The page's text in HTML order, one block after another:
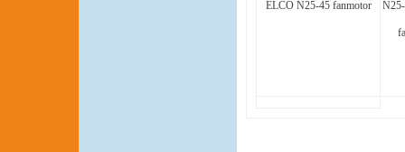
ELCO N25-45 fanmotor